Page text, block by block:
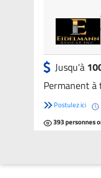
Jusqu'à
Permanent à
Postulez ici
393 personnes